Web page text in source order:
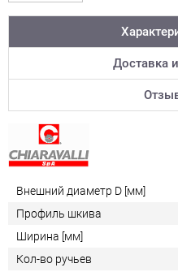
Доставка
Внешний диаметр D [мм]
Профиль шкива
Ширина [мм]
Кол-во ручьев